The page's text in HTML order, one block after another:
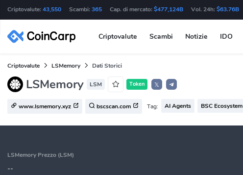
Criptovalute: 43,550 Scambi: 365 Cap. di mercato: $477,124B Vol. 24h: $63.76B
Criptovalute Scambi Notizie IDO
Criptovalute LSMemory Dati Storici
LSMemory LSM Token 𝕏
www.lsmemory.xyz bscscan.com Tag: AI Agents BSC Ecosystem
LSMemory Prezzo (LSM)
--